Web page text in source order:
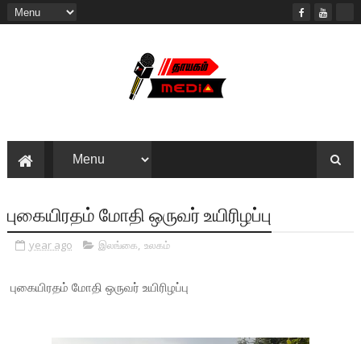
புகையிரதம் மோதி ஒருவர் உயிரிழப்பு
year ago இலங்கை, உலகம்
புகையிரதம் மோதி ஒருவர் உயிரிழப்பு